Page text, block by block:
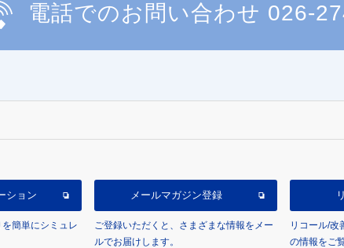
電話でのお問い合わせ 026-
ション
簡単にシミュレ
メールマガジン登録
ご登録いただくと、さまざまな情報をメー
ルでお届けします。
リコール/改
の情報をご